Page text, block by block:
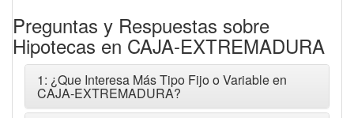
Preguntas y Respuestas sobre
Hipotecas en CAJA-EXTREMADURA
1: ¿Que Interesa Más Tipo Fijo o Variable en
CAJA-EXTREMADURA?